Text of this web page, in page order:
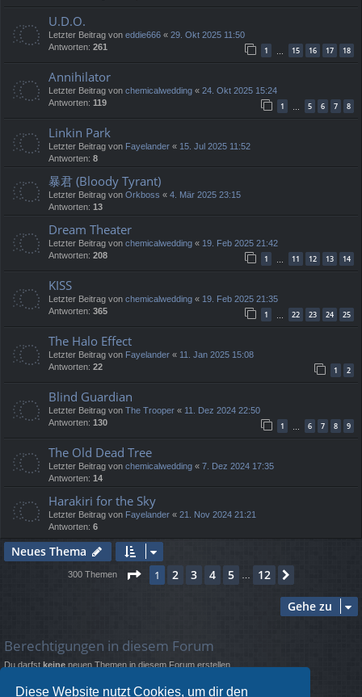
Diese Website nutzt Cookies, um dir den
U.D.O.
Letzter Beitrag von eddie666 « 29. Okt 2025 11:50
Antworten: 261 1 15 16 17 18
Annihilator
Letzter Beitrag von chemicalwedding « 24. Okt 2025 15:24
Antworten: 119 1 5 6 7 8
Linkin Park
Letzter Beitrag von Fayelander « 15. Jul 2025 11:52
Antworten: 8
暴君 (Bloody Tyrant)
Letzter Beitrag von Orkboss « 4. Mär 2025 23:15
Antworten: 13
Dream Theater
Letzter Beitrag von chemicalwedding « 19. Feb 2025 21:42
Antworten: 208 1 11 12 13 14
KISS
Letzter Beitrag von chemicalwedding « 19. Feb 2025 21:35
Antworten: 365 1 22 23 24 25
The Halo Effect
Letzter Beitrag von Fayelander « 11. Jan 2025 15:08
Antworten: 22 1 2
Blind Guardian
Letzter Beitrag von The Trooper « 11. Dez 2024 22:50
Antworten: 130 1 … 6 7 8 9
The Old Dead Tree
Letzter Beitrag von chemicalwedding « 7. Dez 2024 17:35
Antworten: 14
Harakiri for the Sky
Letzter Beitrag von Fayelander « 21. Nov 2024 21:21
Antworten: 6
Neues Thema
300 Themen Seite 1 von 12
1 2 3 4 5 12
Gehe zu
Berechtigungen in diesem Forum
Du darfst keine neuen Themen in diesem Forum erstellen.
Du darfst deine Beiträge in diesem Forum nicht ändern.